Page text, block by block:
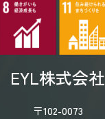
EYL株式会社
〒102-0073